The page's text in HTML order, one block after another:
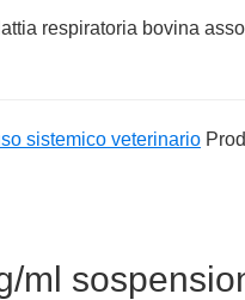
respiratoria bovina
sistemico veterinario
ml